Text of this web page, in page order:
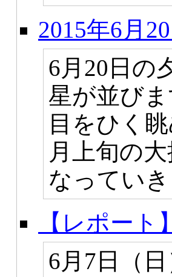
2015年6月
6月20日の
星が並び
目をひく
月上旬の
なっていき
【レポー
6月7日（